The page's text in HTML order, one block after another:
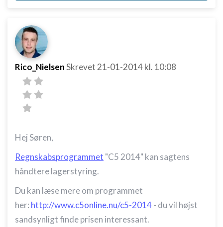
Rico_NielsenSkrevet 21-01-2014kl. 10:08
Hej Søren,
Regnskabsprogrammet "C5 2014" kan sagtens
håndtere lagerstyring.
Du kan læse mere om programmet
her: http://www.c5online.nu/c5-2014- du vil højst
sandsynligt finde prisen interessant.